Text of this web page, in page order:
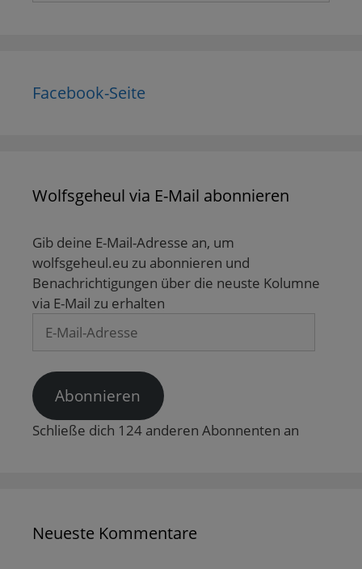
Facebook-Seite
Wolfsgeheul via E-Mail abonnieren
Gib deine E-Mail-Adresse an, um
wolfsgeheul.eu zu abonnieren und
Benachrichtigungen über die neuste Kolumne
via E-Mail zu erhalten
Mail-
Abonnieren
Schließe dich 124 anderen Abonnenten an
Neueste Kommentare